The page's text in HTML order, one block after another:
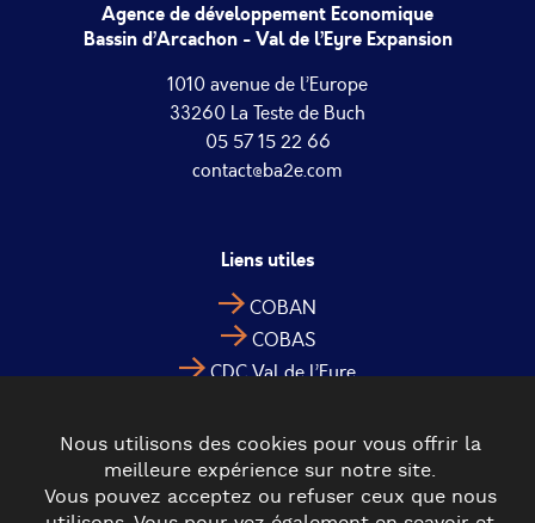
Agence de développement Economique
Bassin d’Arcachon - Val de l’Eyre Expansion
1010 avenue de l’Europe
33260 La Teste de Buch
05 57 15 22 66
contact@ba2e.com
Liens utiles
COBAN
COBAS
CDC Val de l’Eyre
Nous utilisons des cookies pour vous offrir la
meilleure expérience sur notre site.
Vous pouvez acceptez ou refuser ceux que nous